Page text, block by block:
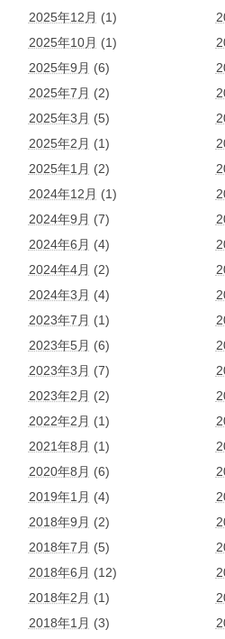
2025年12月 (1)
2025年10月 (1)
2025年9月 (6)
2025年7月 (2)
2025年3月 (5)
2025年2月 (1)
2025年1月 (2)
2024年12月 (1)
2024年9月 (7)
2024年6月 (4)
2024年4月 (2)
2024年3月 (4)
2023年7月 (1)
2023年5月 (6)
2023年3月 (7)
2023年2月 (2)
2022年2月 (1)
2021年8月 (1)
2020年8月 (6)
2019年1月 (4)
2018年9月 (2)
2018年7月 (5)
2018年6月 (12)
2018年2月 (1)
2018年1月 (3)